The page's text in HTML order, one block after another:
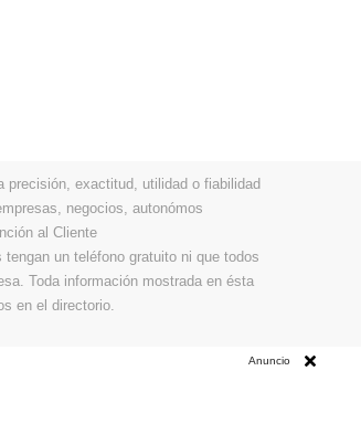
precisión, exactitud, utilidad o fiabilidad
negocios, autonómos
al Cliente
un teléfono gratuito ni que todos
Toda información mostrada en ésta
en el directorio.
Anuncio